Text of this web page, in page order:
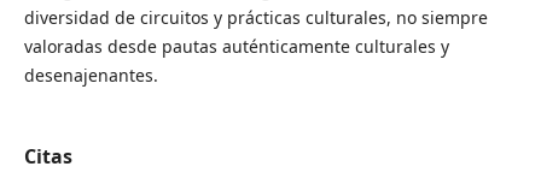
diversidad de circuitos y prácticas culturales, no siempre
valoradas desde pautas auténticamente culturales y
desenajenantes.
Citas